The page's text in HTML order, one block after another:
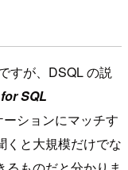
すが、DSQL の説
SQL
ションにマッチす
くと大規模だけでな